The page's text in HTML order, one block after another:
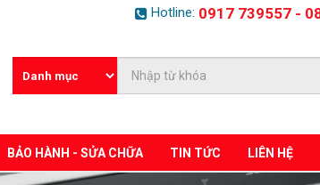
Hotline: 0917 739557 -
BẢO HÀNH - SỬA CHỮA TIN TỨC LIÊN HỆ